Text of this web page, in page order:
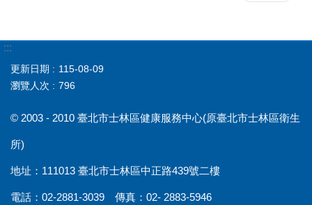
:::
更新日期
115-08-09
瀏覽人次
796
© 2003 - 2010 臺北市士林區健康服務中心(原臺北市士林區衛生
所)
地址：111013 臺北市士林區中正路439號二樓
電話：02-2881-3039 傳真：02- 2883-5946